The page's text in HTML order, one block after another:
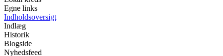
Egne links
Indholdsoversigt
Indlæg
Historik
Blogside
Nyhedsfeed